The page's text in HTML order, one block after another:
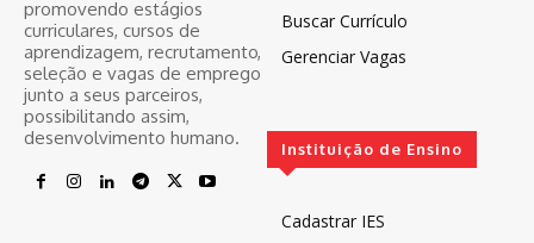
promovendo estágios
curriculares, cursos de
aprendizagem, recrutamento,
seleção e vagas de emprego
junto a seus parceiros,
possibilitando assim,
desenvolvimento humano.
Buscar Currículo
Gerenciar Vagas
Instituição de Ensino
Cadastrar IES